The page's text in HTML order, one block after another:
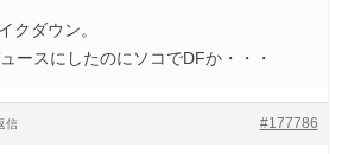
クダウン。
ースにしたのにソコでDFか・・・
#177786
信